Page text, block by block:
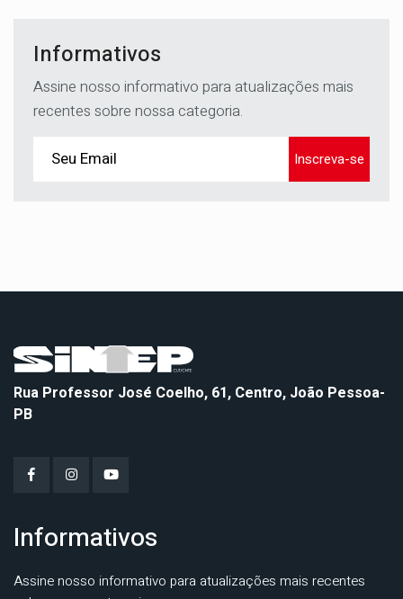
Informativos
Assine nosso informativo para atualizações mais
recentes sobre nossa categoria.
Inscreva-se
Rua Professor José Coelho, 61, Centro, João Pessoa-
PB
Informativos
Assine nosso informativo para atualizações mais recentes